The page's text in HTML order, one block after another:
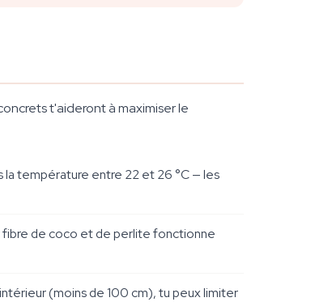
t'aideront à maximiser le
la température entre 22 et 26 °C — les
fibre de coco et de perlite fonctionne
(moins de 100 cm), tu peux limiter